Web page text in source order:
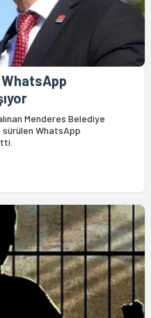
Menderes Belediye
sürülen WhatsApp